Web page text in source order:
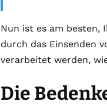
Nun ist es am besten,
durch das Einsenden
verarbeitet werden,
Die